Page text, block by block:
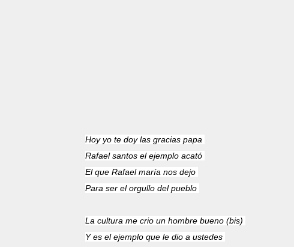
Hoy yo te doy las gracias papa
Rafael santos el ejemplo acató
El que Rafael maría nos dejo
Para ser el orgullo del pueblo
La cultura me crio un hombre bueno (bis)
Y es el ejemplo que le dio a ustedes